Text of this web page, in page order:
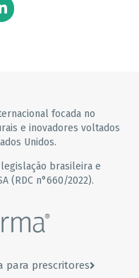
focada no
e inovadores voltados
Unidos.
brasileira e
(RDC n°660/2022).
para prescritores